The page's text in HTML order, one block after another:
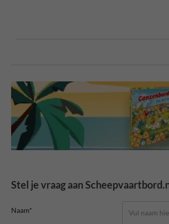
Stel je vraag aan
Naam*